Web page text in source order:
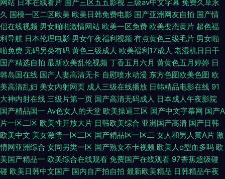
网站 日本在线看片 国产三区五五影视 三级av中文字幕 免费久草永
久 国模一区二区欧美 欧美日韩免费电影 国产亚洲网友自拍 国产情
侣在线视频 男女啪啪激情网站 欧美一区免费 欧美变态黄片 超色福
利导航 日本伦理电影 男女午夜福利视频 有点黄色三级毛片 男女啪
啪免费 无码另类有码 黄色三级成人 欧美福利17成人 老湿机日日干
国产精选自拍 最新欧美乱伦视频 丁香五月六月 黄黄色五月婷婷 日
韩岛国在线 国产人妻高清无卡 自慰喷水动漫 东方色图欧美色图 欧
美高清乱妇 美女内射网页 成人三级在线播放 日韩精品电影在线 91
大神内射在线 三级片第一页 国产高清无码成人 日本成人午夜影院
国产精品国一 Av色女人的天堂 欧美操逼三区 国产中文字幕网 国产A
片一区二区 欧美性开放大片 日韩欧美综合 亚洲国产高清 国产日韩
欧美中文 美女激情一区二区 国产精品区一区二 女人和男人黄A片 激
情网亚洲综合 女同另类一区 国产熟女不卡视频 欧美人o型血多吗 欧
美国产精品一 欧美综合在线观看 免费国产在线观看 97香蕉超级碰
碰 欧美日韩中文国产 国内自产拍自拍 最新欧美精品 日韩精品午夜